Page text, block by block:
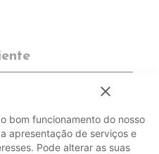
close
bom funcionamento do nosso
apresentação de serviços e
Pode alterar as suas